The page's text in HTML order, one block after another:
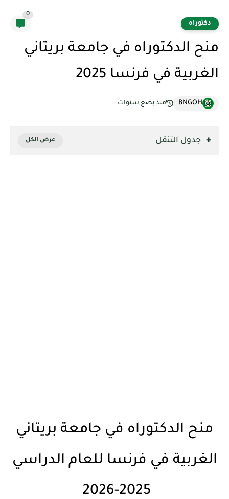
دكتوراه
0
منح الدكتوراه في جامعة بريتاني
الغربية في فرنسا 2025
BNGOH منذ بضع سنوات
جدول التنقل
منح الدكتوراه في جامعة بريتاني
الغربية في فرنسا للعام الدراسي
2025-2026